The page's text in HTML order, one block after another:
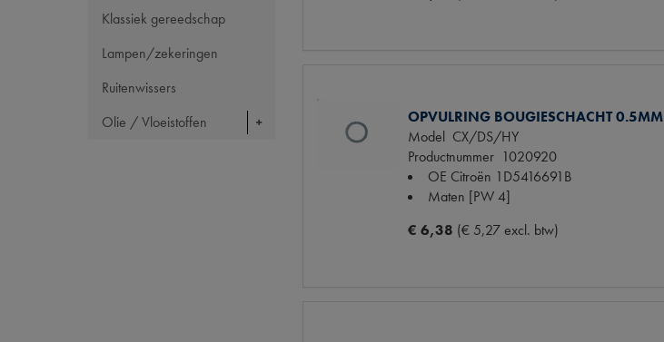
Klassiek gereedschap
Lampen/zekeringen
Ruitenwissers
Olie / Vloeistoffen
OPVULRING BOUGIESCHACHT 0.5MM
Model CX/DS/HY
Productnummer 1020920
OE Citroën 1D5416691B
Maten [PW 4]
€ 6,38 (€ 5,27 excl. btw)